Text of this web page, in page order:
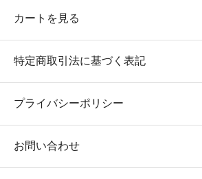
カートを見る
特定商取引法に基づく表記
プライバシーポリシー
お問い合わせ